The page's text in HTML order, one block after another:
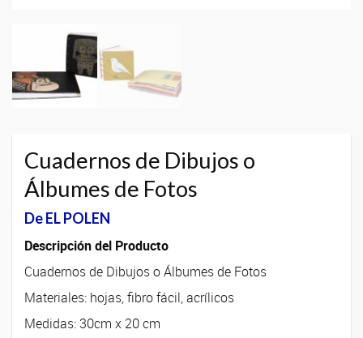
Cuadernos de Dibujos o
Álbumes de Fotos
De EL POLEN
Descripción del Producto
Cuadernos de Dibujos o Álbumes de Fotos
Materiales: hojas, fibro fácil, acrílicos
Medidas: 30cm x 20 cm